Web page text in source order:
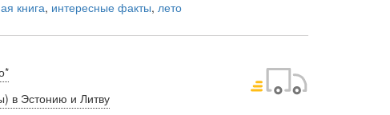
книга, интересные факты, лето
в Эстонию и Литву